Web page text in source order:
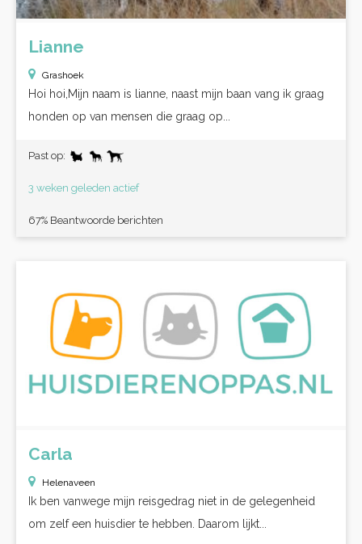
Lianne
Grashoek
Hoi hoi,Mijn naam is lianne, naast mijn baan vang ik graag
honden op van mensen die graag op...
Past op:
3 weken geleden actief
67% Beantwoorde berichten
Carla
Helenaveen
Ik ben vanwege mijn reisgedrag niet in de gelegenheid
om zelf een huisdier te hebben. Daarom lijkt...